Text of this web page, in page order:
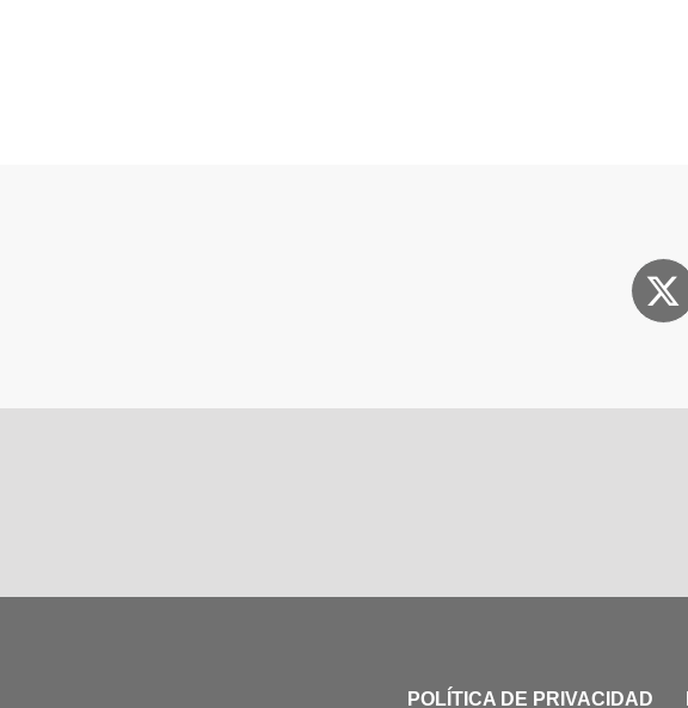
POLÍTICA DE PRIVACIDAD